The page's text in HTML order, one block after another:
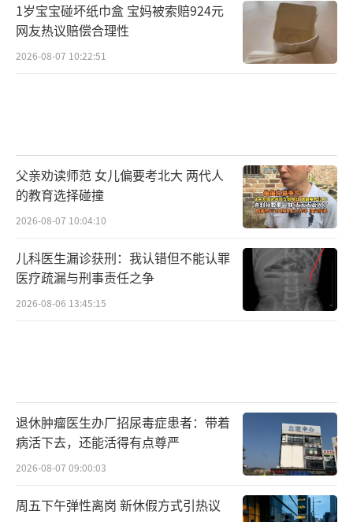
1岁宝宝碰坏纸巾盒 宝妈被索赔924元
网友热议赔偿合理性
2026-08-07 10:22:51
父亲劝读师范 女儿偏要考北大 两代人
的教育选择碰撞
2026-08-07 10:04:10
儿科医生漏诊获刑：我认错但不能认罪
医疗疏漏与刑事责任之争
2026-08-06 13:45:15
退休肿瘤医生办厂招尿毒症患者：带着
病活下去，还能活得有点尊严
2026-08-07 09:00:03
周五下午弹性离岗 新休假方式引热议